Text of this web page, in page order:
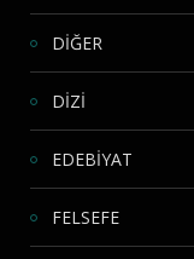
DİĞER
DİZİ
EDEBİYAT
FELSEFE